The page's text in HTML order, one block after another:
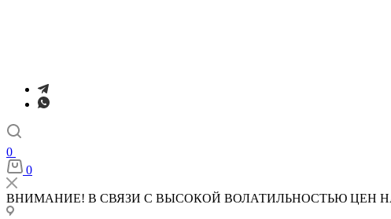
0
0
ВНИМАНИЕ! В СВЯЗИ С ВЫСОКОЙ ВОЛАТИЛЬНОСТЬЮ ЦЕН